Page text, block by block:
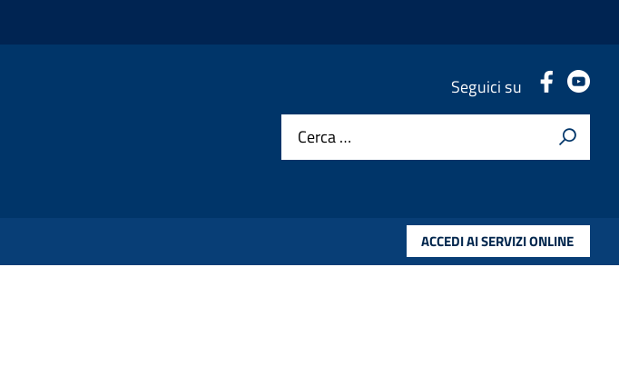
Seguici su . .
Cerca …
ACCEDI AI SERVIZI ONLINE